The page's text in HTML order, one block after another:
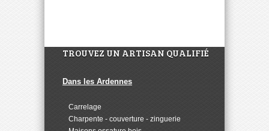
TROUVEZ UN ARTISAN QUALIFIÉ
Dans les Ardennes
Carrelage
Charpente - couverture - zinguerie